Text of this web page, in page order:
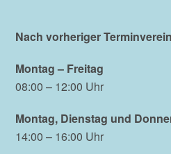
Nach vorheriger
Montag – Freitag
08:00 – 12:00 Uhr
Montag, Dienstag und
14:00 – 16:00 Uhr